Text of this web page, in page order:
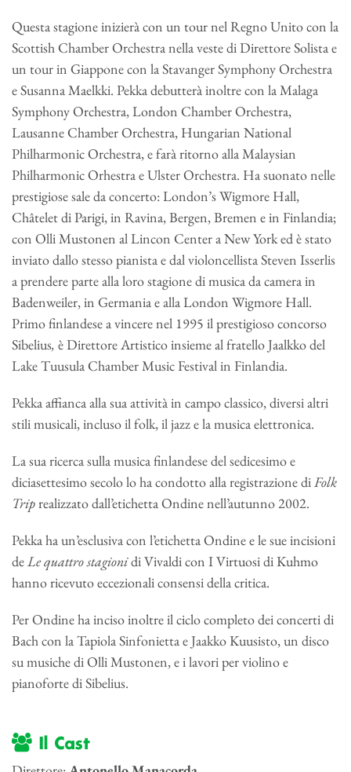
Questa stagione inizierà con un tour nel Regno Unito con la
Scottish Chamber Orchestra nella veste di Direttore Solista e
un tour in Giappone con la Stavanger Symphony Orchestra
e Susanna Maelkki. Pekka debutterà inoltre con la Malaga
Symphony Orchestra, London Chamber Orchestra,
Lausanne Chamber Orchestra, Hungarian National
Philharmonic Orchestra, e farà ritorno alla Malaysian
Philharmonic Orhestra e Ulster Orchestra. Ha suonato nelle
prestigiose sale da concerto: London’s Wigmore Hall,
Châtelet di Parigi, in Ravina, Bergen, Bremen e in Finlandia;
con Olli Mustonen al Lincon Center a New York ed è stato
inviato dallo stesso pianista e dal violoncellista Steven Isserlis
a prendere parte alla loro stagione di musica da camera in
Badenweiler, in Germania e alla London Wigmore Hall.
Primo finlandese a vincere nel 1995 il prestigioso concorso
Sibelius, è Direttore Artistico insieme al fratello Jaalkko del
Lake Tuusula Chamber Music Festival in Finlandia.
Pekka affianca alla sua attività in campo classico, diversi altri
stili musicali, incluso il folk, il jazz e la musica elettronica.
La sua ricerca sulla musica finlandese del sedicesimo e
diciasettesimo secolo lo ha condotto alla registrazione diFolk
Triprealizzato dall’etichetta Ondine nell’autunno 2002.
Pekka ha un’esclusiva con l’etichetta Ondine e le sue incisioni
deLe quattro stagionidi Vivaldi con I Virtuosi di Kuhmo
hanno ricevuto eccezionali consensi della critica.
Per Ondine ha inciso inoltre il ciclo completo dei concerti di
Bach con la Tapiola Sinfonietta e Jaakko Kuusisto, un disco
su musiche di Olli Mustonen, e i lavori per violino e
pianoforte di Sibelius.
Il Cast